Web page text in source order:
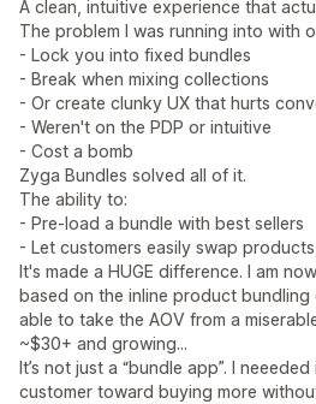
A clean, intuitive experience that
The problem I was running into with
- Lock you into fixed bundles
- Break when mixing collections
- Or create clunky UX that hurts
- Weren't on the PDP or intuitive
- Cost a bomb
Zyga Bundles solved all of it.
The ability to:
- Pre-load a bundle with best sellers
- Let customers easily swap products
It's made a HUGE difference. I am
based on the inline product
able to take the AOV from a
~$30+ and growing...
It’s not just a “bundle app”. I
customer toward buying more